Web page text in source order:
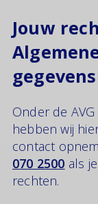
Jouw
Onder de
hebben wij
contact
070 2500 als
rechten.